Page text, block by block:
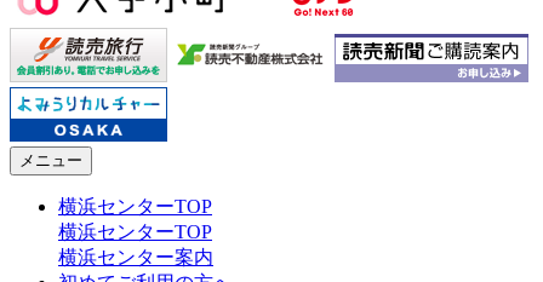
メニュー
横浜センターTOP
横浜センターTOP
横浜センター案内